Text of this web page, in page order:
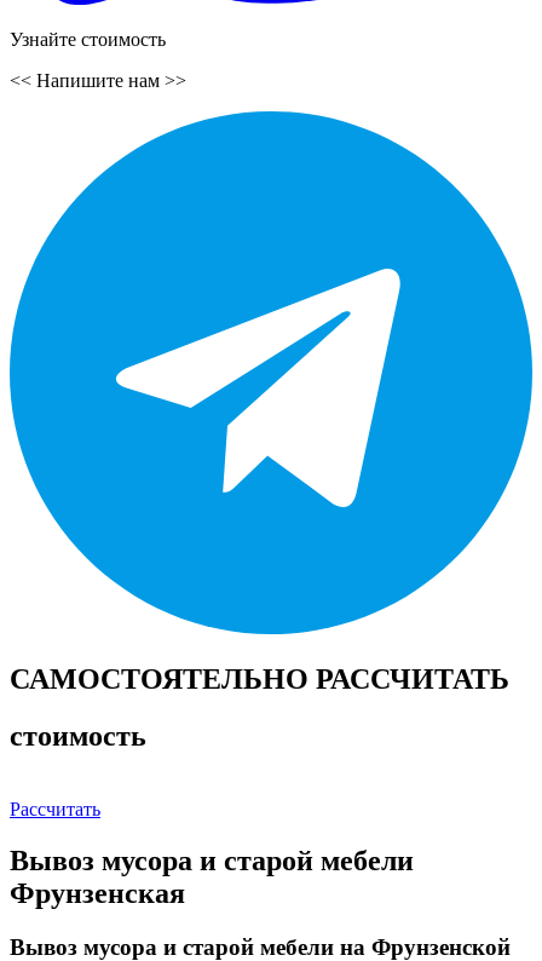
Узнайте стоимость
<< Напишите нам >>
САМОСТОЯТЕЛЬНО РАССЧИТАТЬ
стоимость
Рассчитать
Вывоз мусора и старой мебели
Фрунзенская
Вывоз мусора и старой мебели на Фрунзенской